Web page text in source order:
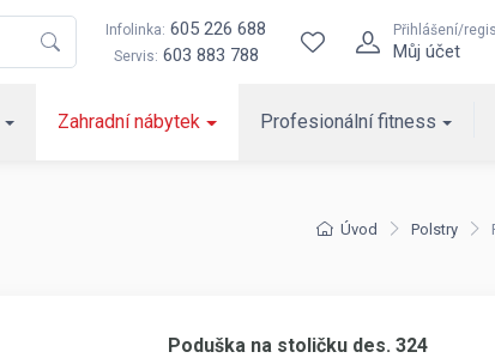
Infolinka: 605 226 688
Servis: 603 883 788
Přihlášení/
Můj účet
Zahradní nábytek Profesionální fitness
Úvod Polstry
Poduška na stoličku des. 324